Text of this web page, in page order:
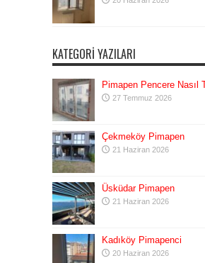
KATEGORI YAZILARI
Pimapen Pencere Nasıl
27 Temmuz 2026
Çekmeköy Pimapen
21 Haziran 2026
Üsküdar Pimapen
21 Haziran 2026
Kadıköy Pimapenci
20 Haziran 2026